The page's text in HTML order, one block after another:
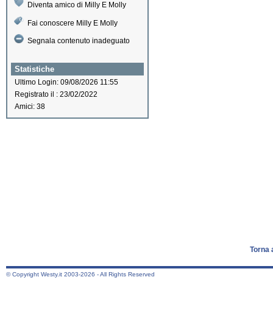
Diventa amico di Milly E Molly
Fai conoscere Milly E Molly
Segnala contenuto inadeguato
Statistiche
Ultimo Login: 09/08/2026 11:55
Registrato il : 23/02/2022
Amici: 38
Torna
© Copyright Westy.it 2003-2026 - All Rights Reserved